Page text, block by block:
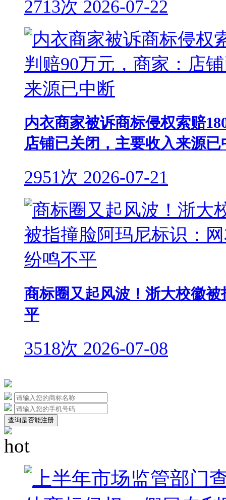
2713次 2026-07-22
内衣商家被诉商标侵权索赔
店铺已关闭，主要收入来源已
2951次 2026-07-21
商标圈又起风波！浙大校徽
平
3518次 2026-07-08
查询是否能注册